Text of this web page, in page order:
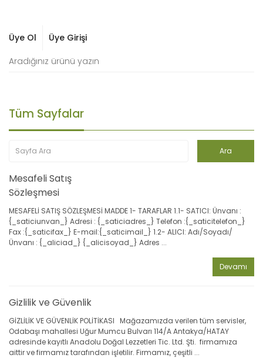
Üye Ol Üye Girişi
Tüm Sayfalar
Mesafeli Satış
Sözleşmesi
MESAFELİ SATIŞ SÖZLEŞMESİ MADDE 1- TARAFLAR 1.1- SATICI: Ünvanı :
{_saticiunvan_} Adresi : {_saticiadres_} Telefon :{_saticitelefon_}
Fax :{_saticifax_} E-mail:{_saticimail_} 1.2- ALICI: Adı/Soyadı/
Ünvanı : {_aliciad_} {_alicisoyad_} Adres ...
Devamı
Gizlilik ve Güvenlik
GİZLİLİK VE GÜVENLİK POLİTİKASI Mağazamızda verilen tüm servisler,
Odabaşı mahallesi Uğur Mumcu Bulvarı 114/A Antakya/HATAY
adresinde kayıtlı Anadolu Doğal Lezzetleri Tic. Ltd. Şti. firmamıza
aittir ve firmamız tarafından işletilir. Firmamız, çeşitli ...